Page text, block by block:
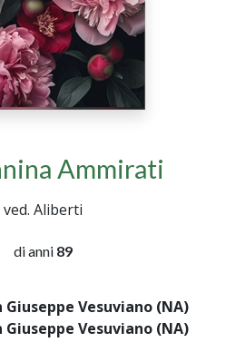
Ammirati
ved. Aliberti
di anni 89
Giuseppe Vesuviano (NA)
Giuseppe Vesuviano (NA)